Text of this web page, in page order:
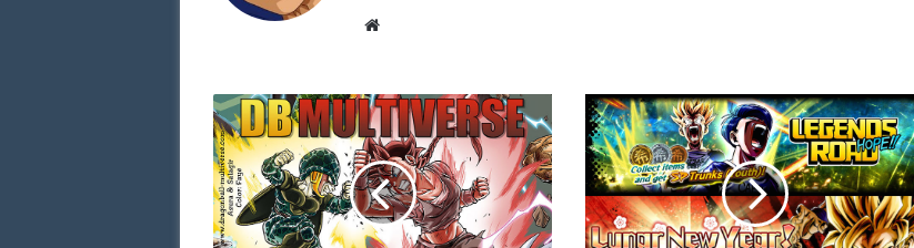
Dragon
Ball
Multiverse
Capitolo
66
DB
Legends,
disponibile
Lunar
New
Year!
Login